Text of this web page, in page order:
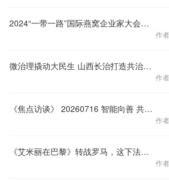
2024“一带一路”国际燕窝企业家大会暨特色燕窝营养与医食本草应用研讨会在北京举办
作
微治理撬动大民生 山西长治打造共治共享新模式
作
《焦点访谈》 20260716 智能向善 共创未来
作
《艾米丽在巴黎》转战罗马，这下法国人舍不得了
作